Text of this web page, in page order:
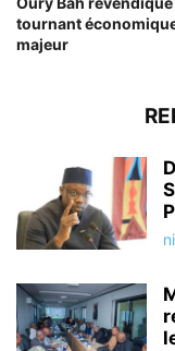
tournant
majeur